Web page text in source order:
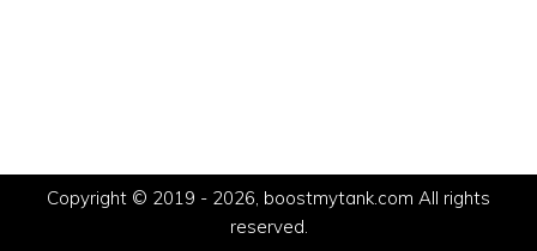
Copyright © 2019 - 2026, boostmytank.com All rights
reserved.